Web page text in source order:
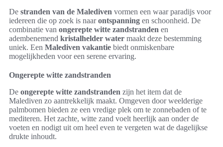
De stranden van de Malediven vormen een waar paradijs voor
iedereen die op zoek is naarontspanning en schoonheid. De
combinatie van ongerepte witte zandstranden en
adembenemend kristalhelder water maakt deze bestemming
uniek. Een Malediven vakantie biedt onmiskenbare
mogelijkheden voor een serene ervaring.
Ongerepte witte zandstranden
De ongerepte witte zandstranden zijn het item dat de
Malediven zo aantrekkelijk maakt. Omgeven door weelderige
palmbomen bieden ze een vredige plek om te zonnebaden of te
mediteren. Het zachte, witte zand voelt heerlijk aan onder de
voeten en nodigt uit om heel even te vergeten wat de dagelijkse
drukte inhoudt.